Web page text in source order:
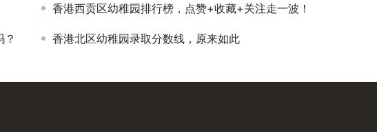
香港西贡区幼稚园排行榜，点赞+收藏+关注走一波！
香港北区幼稚园录取分数线，原来如此